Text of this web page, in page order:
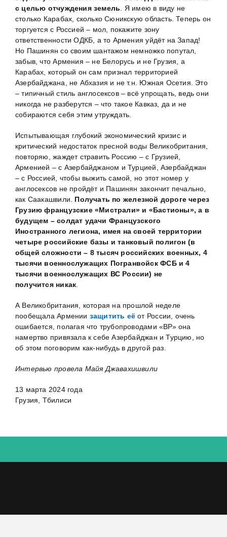
с целью отчуждения земель . Я имею в виду не
столько Карабах, сколько Сюникскую область. Теперь он
торгуется с Россией – мол, покажите зону
ответственности ОДКБ, а то Армения уйдёт на Запад!
Но Пашинян со своим шантажом немножко попутал,
забыв, что Армения – не Белорусь и не Грузия, а
Карабах, который он сам признал территорией
Азербайджана, не Абхазия и не т.н. Южная Осетия. Это
– типичный стиль англосексов – всё упрощать, ведь они
никогда не разберутся – что такое Кавказ, да и не
собираются себя этим утруждать.
Испытывающая глубокий экономический кризис и
критический недостаток пресной воды Великобритания,
повторяю, жаждет стравить Россию – с Грузией,
Арменией – с Азербайджаном и Турцией, Азербайджан
– с Россией, чтобы выжить самой, но этот номер у
англосексов не пройдёт и Пашинян закончит печально,
как Саакашвили. Получать по железной дороге через
Грузию французские «Мистрали» и «Бастионы», а в
будущем – солдат удачи Французского
Иностранного легиона, имея на своей территории
четыре российские базы и танковый полигон (в
общей сложности – 8 тысяч российских военных, 4
тысячи военнослужащих Погранвойск ФСБ и 4
тысячи военнослужащих ВС России) не
получится никак
А Великобритания, которая на прошлой неделе
пообещала Армении защитить её от России, очень
ошибается, полагая что трубопроводами «ВР» она
намертво привязала к себе Азербайджан и Турцию, но
об этом поговорим как-нибудь в другой раз.
Интервью провела Майя Джавахишвили
13 марта 2024 года
Грузия, Тбилиси